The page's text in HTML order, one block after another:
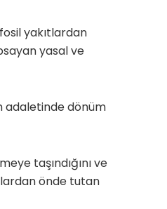
yakıtlardan
yasal ve
adaletinde dönüm
taşındığını ve
önde tutan